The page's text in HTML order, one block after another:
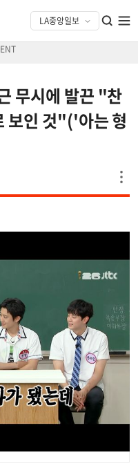
무시에 발끈 "찬
보인 것"('아는 형